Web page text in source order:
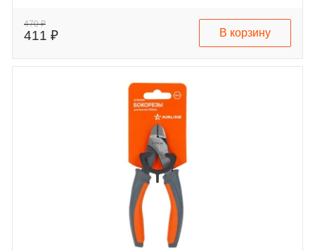
470 ₽
411 ₽ В корзину